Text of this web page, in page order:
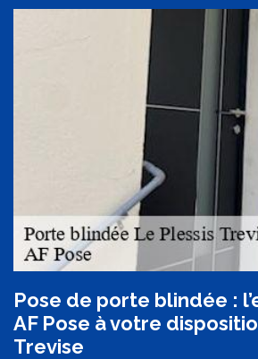
Pose de porte blindée :
AF Pose à votre
Trevise